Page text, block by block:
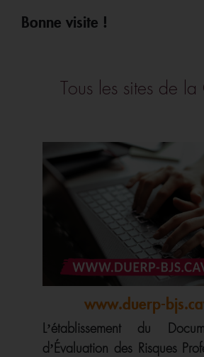
Bonne visite !
Tous les sites de la
www.duerp-
L’établissement du
d’Évaluation des Risques